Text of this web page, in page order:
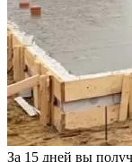
За 15 дней вы